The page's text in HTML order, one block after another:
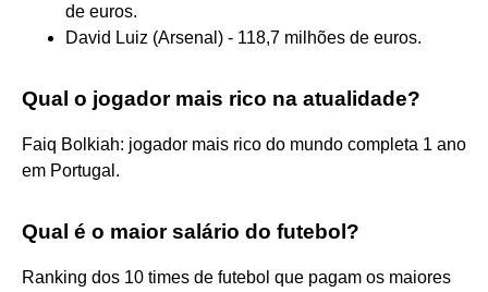
de euros.
David Luiz (Arsenal) - 118,7 milhões de euros.
Qual o jogador mais rico na atualidade?
Faiq Bolkiah: jogador mais rico do mundo completa 1 ano
em Portugal.
Qual é o maior salário do futebol?
Ranking dos 10 times de futebol que pagam os maiores